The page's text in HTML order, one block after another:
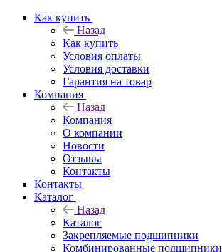
Как купить
Назад
Как купить
Условия оплаты
Условия доставки
Гарантия на товар
Компания
Назад
Компания
О компании
Новости
Отзывы
Контакты
Контакты
Каталог
Назад
Каталог
Закрепляемые подшипники
Комбинированные подшипники